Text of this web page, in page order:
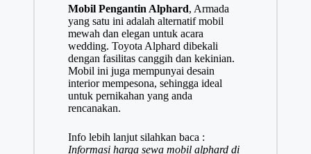
Mobil Pengantin Alphard, Armada
yang satu ini adalah alternatif mobil
mewah dan elegan untuk acara
wedding. Toyota Alphard dibekali
dengan fasilitas canggih dan kekinian.
Mobil ini juga mempunyai desain
interior mempesona, sehingga ideal
untuk pernikahan yang anda
rencanakan.
Info lebih lanjut silahkan baca :
Informasi harga sewa mobil alphard di